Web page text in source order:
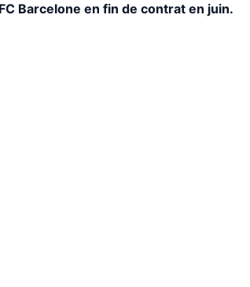
Barcelone en fin de contrat en juin.